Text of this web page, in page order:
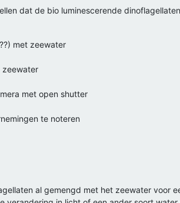
dat de bio luminescerende
met zeewater
zeewater
met open shutter
te noteren
al gemengd met het zeewater voor